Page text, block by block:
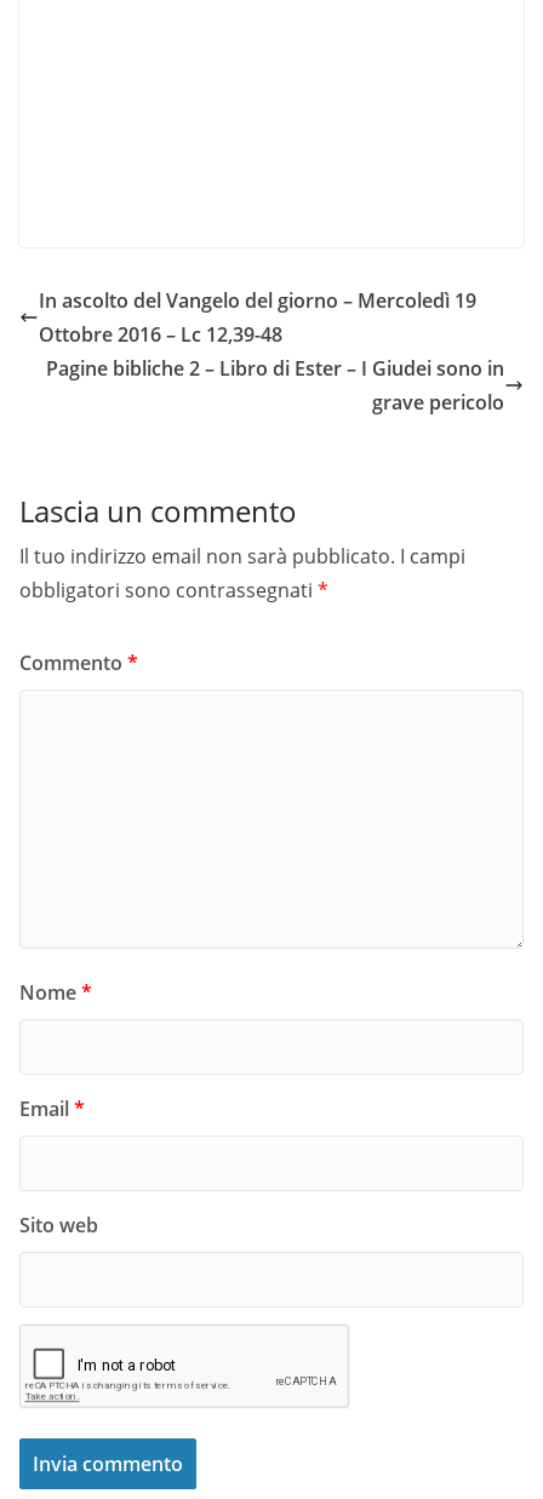
In ascolto del Vangelo del giorno – Mercoledì 19
Ottobre 2016 – Lc 12,39-48
Pagine bibliche 2 – Libro di Ester – I Giudei sono in
grave pericolo
Lascia un commento
Il tuo indirizzo email non sarà pubblicato. I campi
obbligatori sono contrassegnati *
Commento *
Nome*
Email*
Sito web